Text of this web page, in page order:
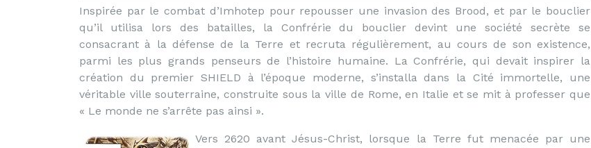
Inspirée par le combat d’Imhotep pour repousser une invasion des Brood, et par le bouclier
qu’il utilisa lors des batailles, la Confrérie du bouclier devint une société secrète se
consacrant à la défense de la Terre et recruta régulièrement, au cours de son existence,
parmi les plus grands penseurs de l’histoire humaine. La Confrérie, qui devait inspirer la
création du premier SHIELD à l’époque moderne, s’installa dans la Cité immortelle, une
véritable ville souterraine, construite sous la ville de Rome, en Italie et se mit à professer que
« Le monde ne s’arrête pas ainsi ».
Vers 2620 avant Jésus-Christ, lorsque la Terre fut menacée par une